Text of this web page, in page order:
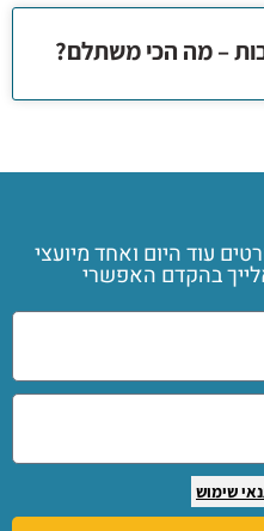
– מה הכי משתלם?
עוד היום ואחד מיועצי
בהקדם האפשרי
שימוש